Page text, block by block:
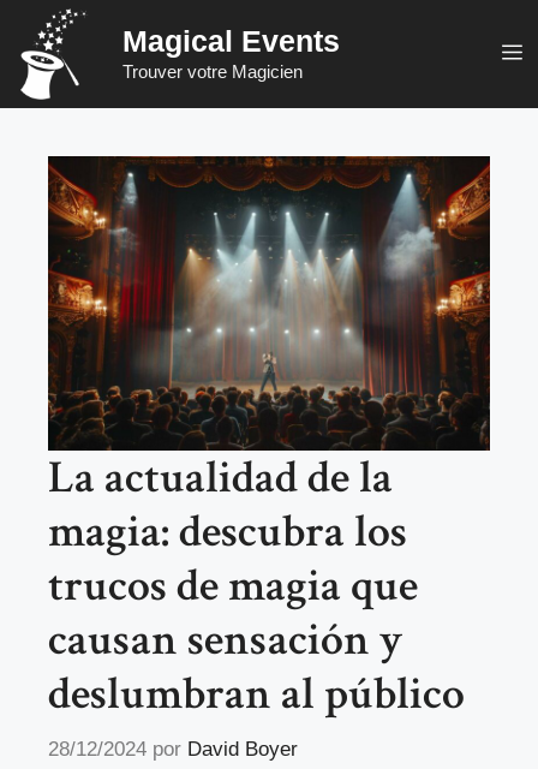
contenido
Magical Events
Trouver votre Magicien
La actualidad de la
magia: descubra los
trucos de magia que
causan sensación y
deslumbran al público
28/12/2024 por David Boyer